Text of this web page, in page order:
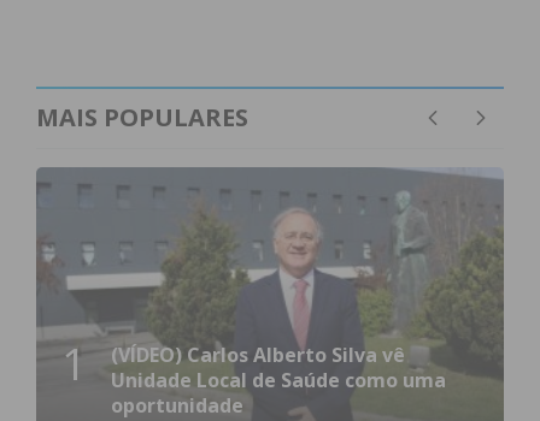
MAIS POPULARES
1
(VÍDEO) Carlos Alberto Silva vê
Unidade Local de Saúde como uma
oportunidade